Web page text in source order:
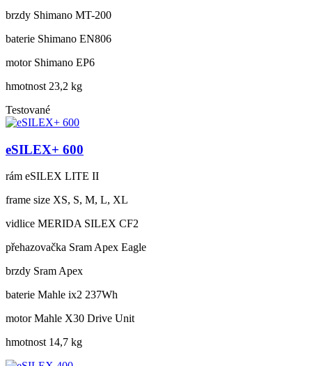
brzdy Shimano MT-200
baterie Shimano EN806
motor Shimano EP6
hmotnost 23,2 kg
Testované
eSILEX+ 600
rám eSILEX LITE II
frame size XS, S, M, L, XL
vidlice MERIDA SILEX CF2
přehazovačka Sram Apex Eagle
brzdy Sram Apex
baterie Mahle ix2 237Wh
motor Mahle X30 Drive Unit
hmotnost 14,7 kg